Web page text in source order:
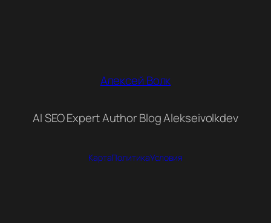
Алексей Волк
AI SEO Expert Author Blog Alekseivolkdev
КартаПолитикаУсловия